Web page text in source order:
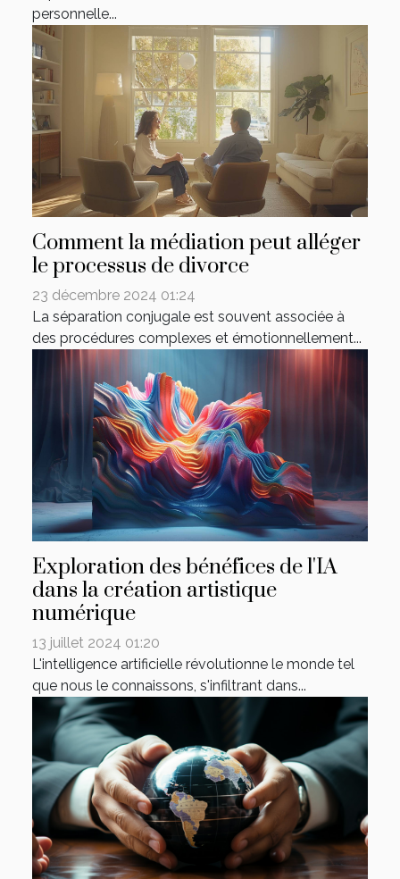
personnelle...
Comment la médiation peut alléger
le processus de divorce
23 décembre 2024 01:24
La séparation conjugale est souvent associée à
des procédures complexes et émotionnellement...
Exploration des bénéfices de l'IA
dans la création artistique
numérique
13 juillet 2024 01:20
L'intelligence artificielle révolutionne le monde tel
que nous le connaissons, s'infiltrant dans...